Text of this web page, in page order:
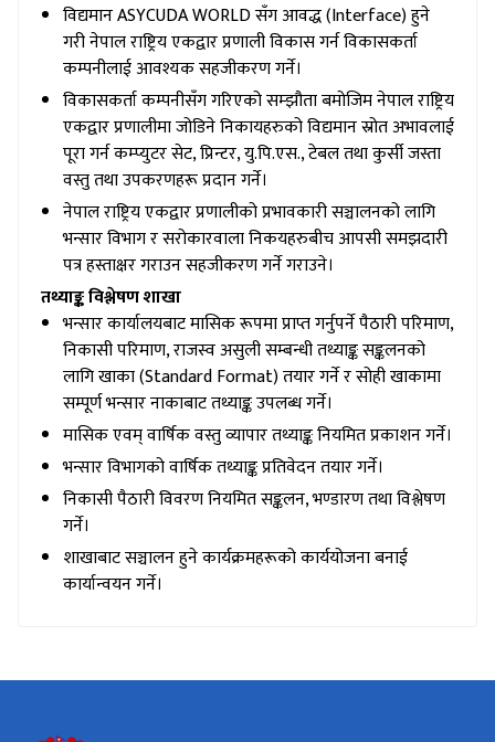
विद्यमान ASYCUDA WORLD सँग आवद्ध (Interface) हुने
गरी नेपाल राष्ट्रिय एकद्वार प्रणाली विकास गर्न विकासकर्ता
कम्पनीलाई आवश्यक सहजीकरण गर्ने।
विकासकर्ता कम्पनीसँग गरिएको सम्झौता बमोजिम नेपाल राष्ट्रिय
एकद्वार प्रणालीमा जोडिने निकायहरुको विद्यमान स्रोत अभावलाई
पूरा गर्न कम्प्युटर सेट, प्रिन्टर, यु.पि.एस., टेबल तथा कुर्सी जस्ता
वस्तु तथा उपकरणहरू प्रदान गर्ने।
नेपाल राष्ट्रिय एकद्वार प्रणालीको प्रभावकारी सञ्चालनको लागि
भन्सार विभाग र सरोकारवाला निकयहरुबीच आपसी समझदारी
पत्र हस्ताक्षर गराउन सहजीकरण गर्ने गराउने।
तथ्याङ्क विश्लेषण शाखा
भन्सार कार्यालयबाट मासिक रूपमा प्राप्त गर्नुपर्ने पैठारी परिमाण,
निकासी परिमाण, राजस्व असुली सम्बन्धी तथ्याङ्क सङ्कलनको
लागि खाका (Standard Format) तयार गर्ने र सोही खाकामा
सम्पूर्ण भन्सार नाकाबाट तथ्याङ्क उपलब्ध गर्ने।
मासिक एवम् वार्षिक वस्तु व्यापार तथ्याङ्क नियमित प्रकाशन गर्ने।
भन्सार विभागको वार्षिक तथ्याङ्क प्रतिवेदन तयार गर्ने।
निकासी पैठारी विवरण नियमित सङ्कलन, भण्डारण तथा विश्लेषण
गर्ने।
शाखाबाट सञ्चालन हुने कार्यक्रमहरूको कार्ययोजना बनाई
कार्यान्वयन गर्ने।